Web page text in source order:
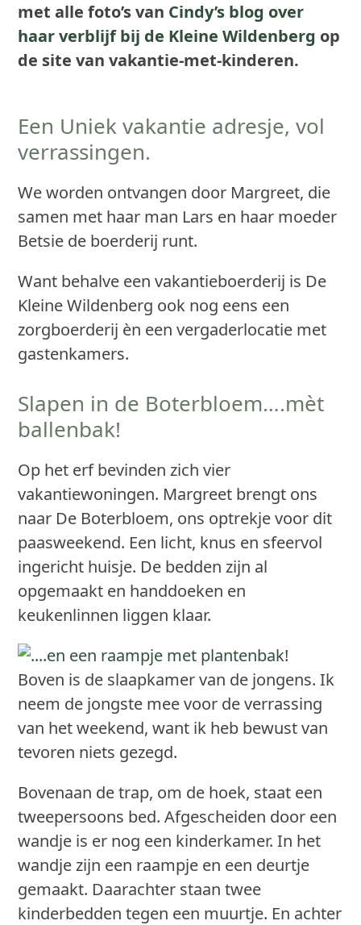
met alle foto’s van Cindy’s blog over
haar verblijf bij de Kleine Wildenberg op
de site van vakantie-met-kinderen.
Een Uniek vakantie adresje, vol
verrassingen.
We worden ontvangen door Margreet, die
samen met haar man Lars en haar moeder
Betsie de boerderij runt.
Want behalve een vakantieboerderij is De
Kleine Wildenberg ook nog eens een
zorgboerderij èn een vergaderlocatie met
gastenkamers.
Slapen in de Boterbloem….mèt
ballenbak!
Op het erf bevinden zich vier
vakantiewoningen. Margreet brengt ons
naar De Boterbloem, ons optrekje voor dit
paasweekend. Een licht, knus en sfeervol
ingericht huisje. De bedden zijn al
opgemaakt en handdoeken en
keukenlinnen liggen klaar.
Boven is de slaapkamer van de jongens. Ik
neem de jongste mee voor de verrassing
van het weekend, want ik heb bewust van
tevoren niets gezegd.
Bovenaan de trap, om de hoek, staat een
tweepersoons bed. Afgescheiden door een
wandje is er nog een kinderkamer. In het
wandje zijn een raampje en een deurtje
gemaakt. Daarachter staan twee
kinderbedden tegen een muurtje. En achter